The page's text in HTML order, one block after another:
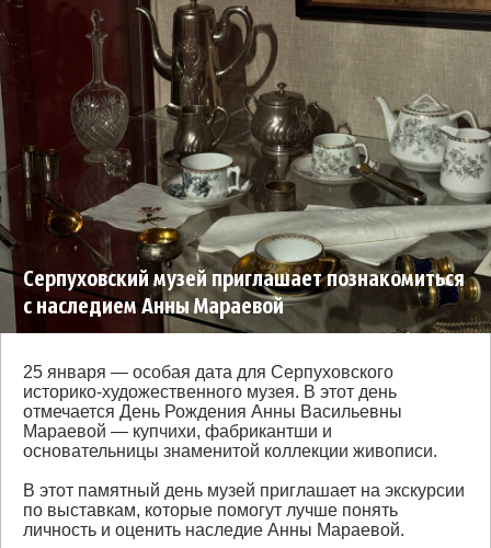
Серпуховский музей приглашает познакомиться
с наследием Анны Мараевой
25 января — особая дата для Серпуховского
историко-художественного музея. В этот день
отмечается День Рождения Анны Васильевны
Мараевой — купчихи, фабрикантши и
основательницы знаменитой коллекции живописи.
В этот памятный день музей приглашает на экскурсии
по выставкам, которые помогут лучше понять
личность и оценить наследие Анны Мараевой.